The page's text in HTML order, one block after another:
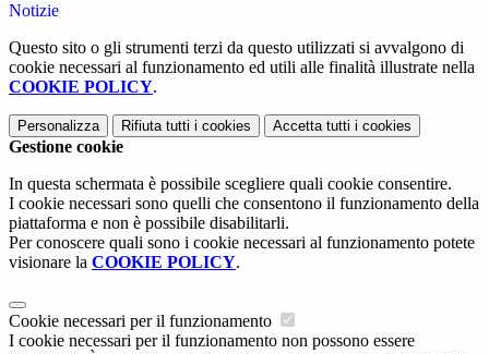
Notizie
Questo sito o gli strumenti terzi da questo utilizzati si avvalgono di
cookie necessari al funzionamento ed utili alle finalità illustrate nella
COOKIE POLICY.
Personalizza Rifiuta tutti i cookies Accetta tutti i cookies
Gestione cookie
In questa schermata è possibile scegliere quali cookie consentire.
I cookie necessari sono quelli che consentono il funzionamento della
piattaforma e non è possibile disabilitarli.
Per conoscere quali sono i cookie necessari al funzionamento potete
visionare la COOKIE POLICY.
Cookie necessari per il funzionamento
I cookie necessari per il funzionamento non possono essere